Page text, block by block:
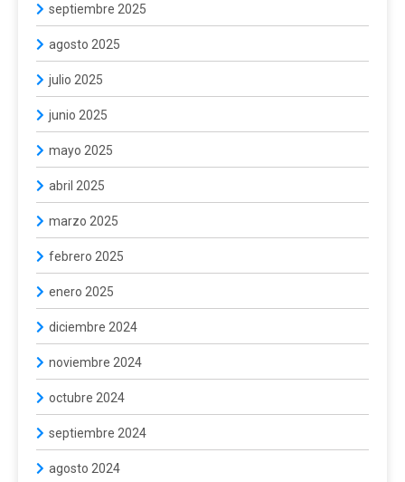
septiembre 2025
agosto 2025
julio 2025
junio 2025
mayo 2025
abril 2025
marzo 2025
febrero 2025
enero 2025
diciembre 2024
noviembre 2024
octubre 2024
septiembre 2024
agosto 2024